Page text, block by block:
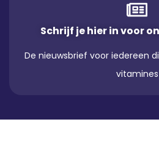
Schrijf je hier in voor
De nieuwsbrief voor iedereen
vitamines